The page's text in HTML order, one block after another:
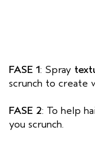
FASE 1: Spray
scrunch to create
FASE 2: To help
you scrunch.